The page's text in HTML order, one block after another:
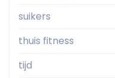
suikers
thuis fitness
tijd